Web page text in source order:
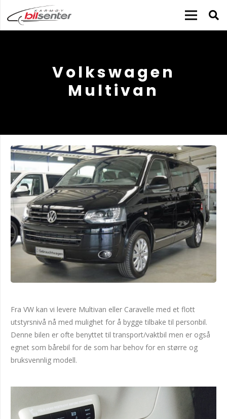
Volkswagen
Multivan
Fra VW kan vi levere Multivan eller Caravelle med et flott
utstyrsnivå nå med mulighet for å bygge tilbake til personbil.
Denne bilen er ofte benyttet til transport/vaktbil men er også
egnet som bårebil for de som har behov for en større og
bruksvennlig modell.